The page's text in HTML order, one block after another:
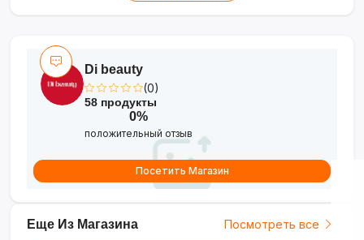
Еще Из Магазина Посмотреть все
Di beauty
(0)
58 продукты
0%
положительный отзыв
Посетить Магазин